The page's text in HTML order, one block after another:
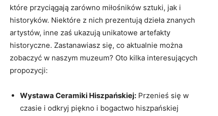
które​ przyciągają⁢ zarówno miłośników‌ sztuki, jak i
historyków. ​Niektóre z ⁤nich prezentują dzieła znanych
artystów,⁣ inne zaś⁣ ukazują unikatowe artefakty
historyczne. Zastanawiasz się,​ co aktualnie można
zobaczyć w​ naszym muzeum? Oto kilka interesujących
propozycji:
Wystawa ‌Ceramiki Hiszpańskiej: Przenieś ⁣się w
‍czasie i odkryj⁢ piękno i bogactwo hiszpańskiej‌